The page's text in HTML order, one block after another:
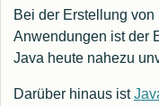
Bei der Erstellung
Anwendungen ist der
Java heute nahezu
Darüber hinaus ist